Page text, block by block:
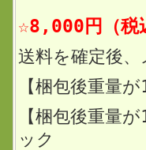
☆8,000円（税
送料を確定後
【梱包後重量
【梱包後重量
ック